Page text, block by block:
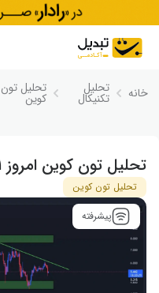
Skip to content
خانه تحلیل
تکنیکال
تحلیل تون
کوین
تحلیل تون کوین امروز ۱۱ مهر | برگشت از خط روند
تحلیل تون کوین
پیشرفته